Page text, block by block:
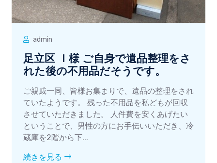
admin
足立区 Ｉ様 ご自身で遺品整理をさ
れた後の不用品だそうです。
ご親戚一同、皆様お集まりで、遺品の整理をされ
ていたようです。 残った不用品を私どもが回収
させていただきました。 人件費を安くあげたい
ということで、男性の方にお手伝いいただき、冷
蔵庫を2階から下...
続きを見る